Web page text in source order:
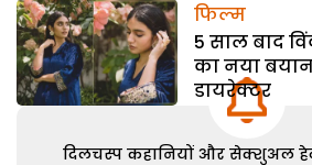
फिल्म
5 साल बाद
का नया
डायरेक्टर
दिलचस्प कहानियों और सेक्शुअल